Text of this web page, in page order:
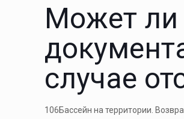
Может ли
случае
106Бассейн на территории.